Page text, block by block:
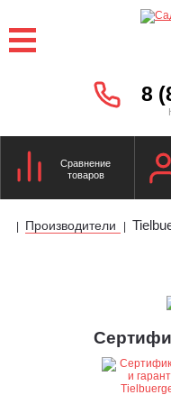
8
Сравнение
товаров
| Производители |